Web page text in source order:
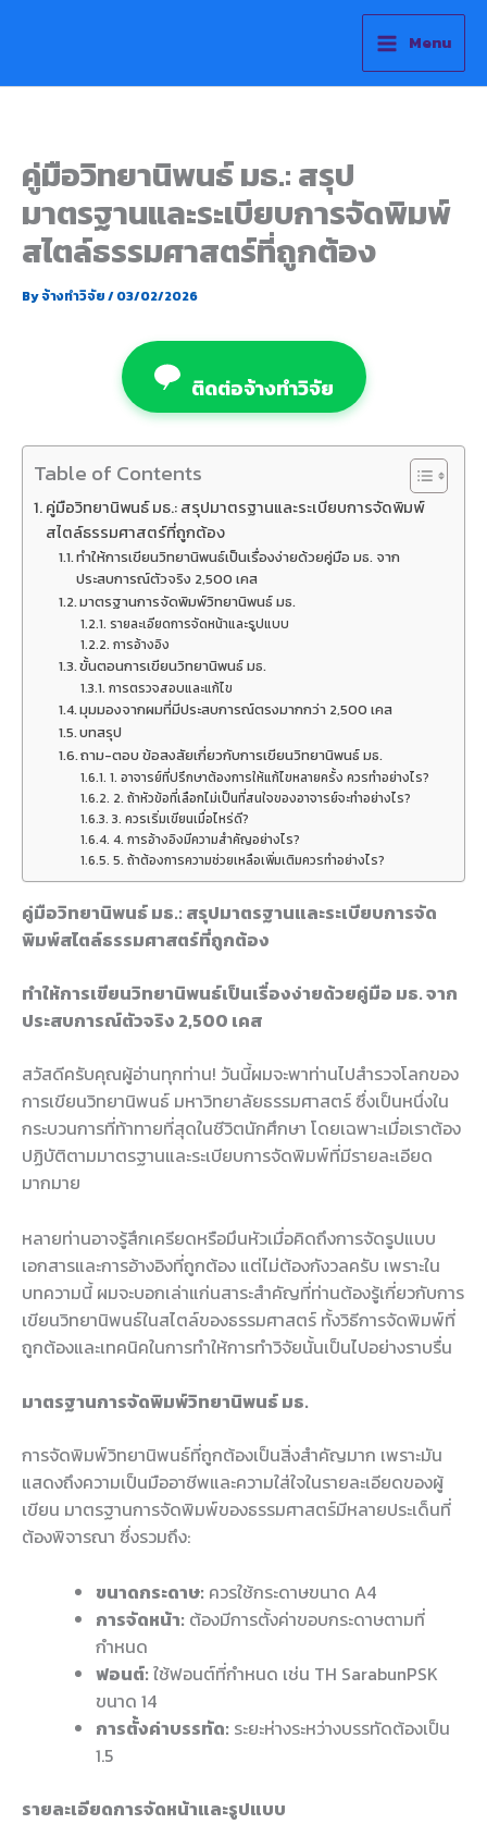
Menu
คู่มือวิทยานิพนธ์ มธ.: สรุป
มาตรฐานและระเบียบการจัดพิมพ์
สไตล์ธรรมศาสตร์ที่ถูกต้อง
Byจ้างทำวิจัย/03/02/2026
ติดต่อจ้างทำวิจัย
Table of Contents
คู่มือวิทยานิพนธ์ มธ.: สรุปมาตรฐานและระเบียบการจัดพิมพ์
สไตล์ธรรมศาสตร์ที่ถูกต้อง
ทำให้การเขียนวิทยานิพนธ์เป็นเรื่องง่ายด้วยคู่มือ มธ. จาก
ประสบการณ์ตัวจริง 2,500 เคส
มาตรฐานการจัดพิมพ์วิทยานิพนธ์ มธ.
รายละเอียดการจัดหน้าและรูปแบบ
การอ้างอิง
ขั้นตอนการเขียนวิทยานิพนธ์ มธ.
การตรวจสอบและแก้ไข
มุมมองจากผมที่มีประสบการณ์ตรงมากกว่า 2,500 เคส
บทสรุป
ถาม-ตอบ ข้อสงสัยเกี่ยวกับการเขียนวิทยานิพนธ์ มธ.
1. อาจารย์ที่ปรึกษาต้องการให้แก้ไขหลายครั้ง ควรทำอย่างไร?
2. ถ้าหัวข้อที่เลือกไม่เป็นที่สนใจของอาจารย์จะทำอย่างไร?
3. ควรเริ่มเขียนเมื่อไหร่ดี?
4. การอ้างอิงมีความสำคัญอย่างไร?
5. ถ้าต้องการความช่วยเหลือเพิ่มเติมควรทำอย่างไร?
คู่มือวิทยานิพนธ์ มธ.: สรุปมาตรฐานและระเบียบการจัด
พิมพ์สไตล์ธรรมศาสตร์ที่ถูกต้อง
ทำให้การเขียนวิทยานิพนธ์เป็นเรื่องง่ายด้วยคู่มือ มธ. จาก
ประสบการณ์ตัวจริง 2,500 เคส
สวัสดีครับคุณผู้อ่านทุกท่าน! วันนี้ผมจะพาท่านไปสำรวจโลกของ
การเขียนวิทยานิพนธ์ มหาวิทยาลัยธรรมศาสตร์ ซึ่งเป็นหนึ่งใน
กระบวนการที่ท้าทายที่สุดในชีวิตนักศึกษา โดยเฉพาะเมื่อเราต้อง
ปฏิบัติตามมาตรฐานและระเบียบการจัดพิมพ์ที่มีรายละเอียด
มากมาย
หลายท่านอาจรู้สึกเครียดหรือมึนหัวเมื่อคิดถึงการจัดรูปแบบ
เอกสารและการอ้างอิงที่ถูกต้อง แต่ไม่ต้องกังวลครับ เพราะใน
บทความนี้ ผมจะบอกเล่าแก่นสาระสำคัญที่ท่านต้องรู้เกี่ยวกับการ
เขียนวิทยานิพนธ์ในสไตล์ของธรรมศาสตร์ ทั้งวิธีการจัดพิมพ์ที่
ถูกต้องและเทคนิคในการทำให้การทำวิจัยนั้นเป็นไปอย่างราบรื่น
มาตรฐานการจัดพิมพ์วิทยานิพนธ์ มธ.
การจัดพิมพ์วิทยานิพนธ์ที่ถูกต้องเป็นสิ่งสำคัญมาก เพราะมัน
แสดงถึงความเป็นมืออาชีพและความใส่ใจในรายละเอียดของผู้
เขียน มาตรฐานการจัดพิมพ์ของธรรมศาสตร์มีหลายประเด็นที่
ต้องพิจารณา ซึ่งรวมถึง:
ขนาดกระดาษ: ควรใช้กระดาษขนาด A4
การจัดหน้า: ต้องมีการตั้งค่าขอบกระดาษตามที่
กำหนด
ฟอนต์: ใช้ฟอนต์ที่กำหนด เช่น TH SarabunPSK
ขนาด 14
การตั้งค่าบรรทัด: ระยะห่างระหว่างบรรทัดต้องเป็น
1.5
รายละเอียดการจัดหน้าและรูปแบบ